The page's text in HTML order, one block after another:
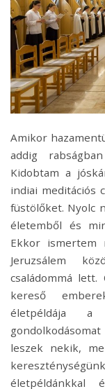
Amikor
addig
Kidobtam a
indiai meditációs
füstölőket. Nyolc
életemből és
Ekkor ismertem
Jeruzsálem
családommá
kereső
életpéldája
leszek nekik,
életpéldánkkal